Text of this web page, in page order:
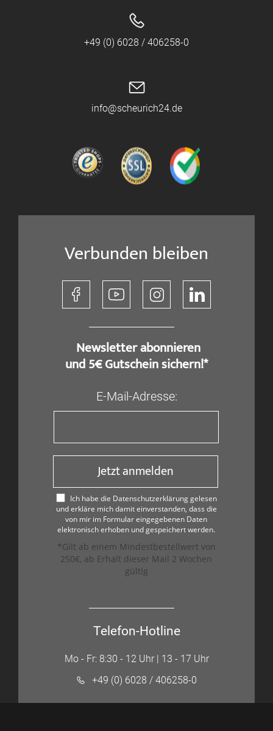
+49 (0) 6028 / 406258-0
info@scheurich24.de
Verbunden bleiben
​ Newsletter abonnieren
und 5€ Gutschein sichern!*
E-Mail-Adresse:
Jetzt anmelden
Ich habe die Datenschutzerklärung gelesen
und erkläre mich damit einverstanden, dass die
von mir im Formular eingegebenen Daten
elektronisch erhoben und gespeichert werden.
*Gilt ab einem Mindestbestellwert von
250€, ab Erhalt dieser Mail 2 Wochen
gültig
Telefon-Hotline
Mo - Fr: 8:30 - 12 Uhr | 13 - 17 Uhr
+49 (0) 6028 / 406258-0